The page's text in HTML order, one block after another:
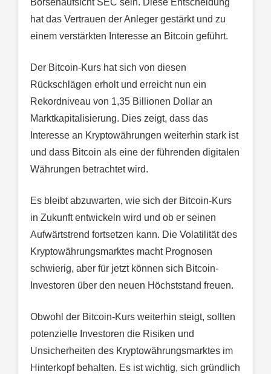
Börsenaufsicht SEC sein. Diese Entscheidung
hat das Vertrauen der Anleger gestärkt und zu
einem verstärkten Interesse an Bitcoin geführt.
Der Bitcoin-Kurs hat sich von diesen
Rückschlägen erholt und erreicht nun ein
Rekordniveau von 1,35 Billionen Dollar an
Marktkapitalisierung. Dies zeigt, dass das
Interesse an Kryptowährungen weiterhin stark ist
und dass Bitcoin als eine der führenden digitalen
Währungen betrachtet wird.
Es bleibt abzuwarten, wie sich der Bitcoin-Kurs
in Zukunft entwickeln wird und ob er seinen
Aufwärtstrend fortsetzen kann. Die Volatilität des
Kryptowährungsmarktes macht Prognosen
schwierig, aber für jetzt können sich Bitcoin-
Investoren über den neuen Höchststand freuen.
Obwohl der Bitcoin-Kurs weiterhin steigt, sollten
potenzielle Investoren die Risiken und
Unsicherheiten des Kryptowährungsmarktes im
Hinterkopf behalten. Es ist wichtig, sich gründlich